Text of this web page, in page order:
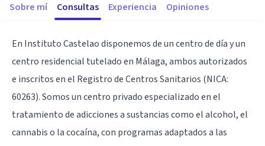
Sobre mí Consultas Experiencia Opiniones
En Instituto Castelao disponemos de un centro de día y un
centro residencial tutelado en Málaga, ambos autorizados
e inscritos en el Registro de Centros Sanitarios (NICA:
60263). Somos un centro privado especializado en el
tratamiento de adicciones a sustancias como el alcohol, el
cannabis o la cocaína, con programas adaptados a las